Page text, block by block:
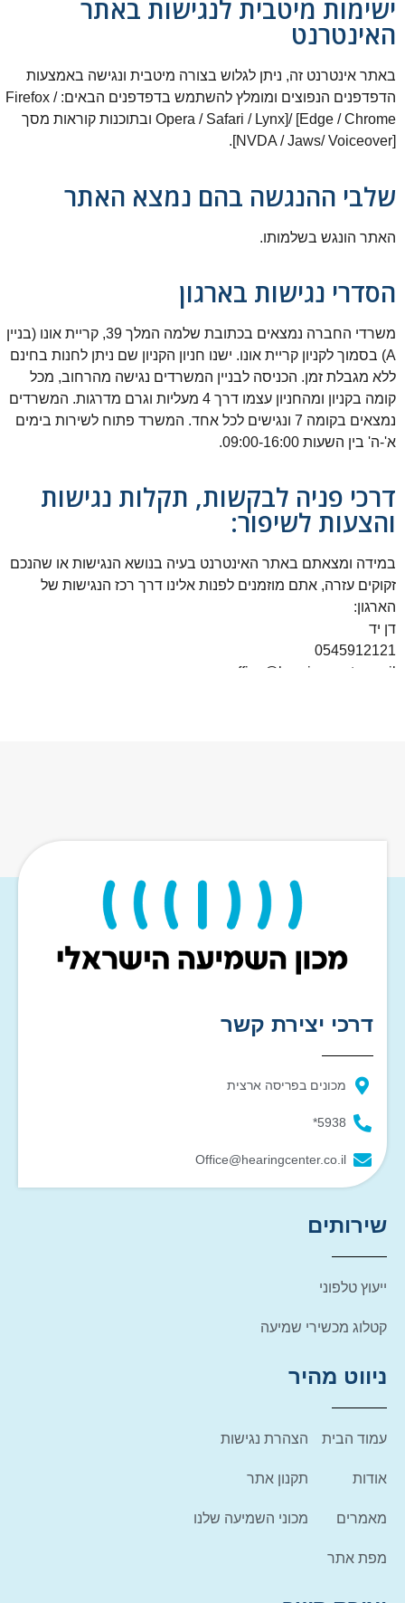
ישימות מיטבית לנגישות באתר
האינטרנט
באתר אינטרנט זה, ניתן לגלוש בצורה מיטבית ונגישה באמצעות
הדפדפנים הנפוצים ומומלץ להשתמש בדפדפנים הבאים: Firefox /
Opera / Safari / Lynx]/ [Edge / Chrome ובתוכנות קוראות מסך
[NVDA / Jaws/ Voiceover].
שלבי ההנגשה בהם נמצא האתר
האתר הונגש בשלמותו.
הסדרי נגישות בארגון
משרדי החברה נמצאים בכתובת שלמה המלך 39, קריית אונו (בניין
A) בסמוך לקניון קריית אונו. ישנו חניון הקניון שם ניתן לחנות בחינם
ללא מגבלת זמן. הכניסה לבניין המשרדים נגישה מהרחוב, מכל
קומה בקניון ומהחניון עצמו דרך 4 מעליות וגרם מדרגות. המשרדים
נמצאים בקומה 7 ונגישים לכל אחד. המשרד פתוח לשירות בימים
א'-ה' בין השעות 09:00-16:00.
דרכי פניה לבקשות, תקלות נגישות
והצעות לשיפור:
במידה ומצאתם באתר האינטרנט בעיה בנושא הנגישות או שהנכם
זקוקים עזרה, אתם מוזמנים לפנות אלינו דרך רכז הנגישות של
הארגון:
דן יד
0545912121
office@hearingcenter.co.il
דרכי יצירת קשר
מכונים בפריסה ארצית
5938*
Office@hearingcenter.co.il
שירותים
ייעוץ טלפוני
קטלוג מכשירי שמיעה
ניווט מהיר
עמוד הבית
אודות
מאמרים
מפת אתר
הצהרת נגישות
תקנון אתר
מכוני השמיעה שלנו